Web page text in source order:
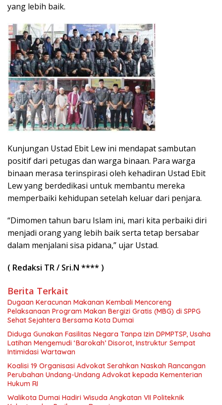
yang lebih baik.
Kunjungan Ustad Ebit Lew ini mendapat sambutan
positif dari petugas dan warga binaan. Para warga
binaan merasa terinspirasi oleh kehadiran Ustad Ebit
Lew yang berdedikasi untuk membantu mereka
memperbaiki kehidupan setelah keluar dari penjara.
“Dimomen tahun baru Islam ini, mari kita perbaiki diri
menjadi orang yang lebih baik serta tetap bersabar
dalam menjalani sisa pidana,” ujar Ustad.
( Redaksi TR / Sri.N **** )
Berita Terkait
Dugaan Keracunan Makanan Kembali Mencoreng
Pelaksanaan Program Makan Bergizi Gratis (MBG) di SPPG
Sehat Sejahtera Bersama Kota Dumai
Diduga Gunakan Fasilitas Negara Tanpa Izin DPMPTSP, Usaha
Latihan Mengemudi ‘Barokah’ Disorot, Instruktur Sempat
Intimidasi Wartawan
Koalisi 19 Organisasi Advokat Serahkan Naskah Rancangan
Perubahan Undang-Undang Advokat kepada Kementerian
Hukum RI
Walikota Dumai Hadiri Wisuda Angkatan VII Politeknik